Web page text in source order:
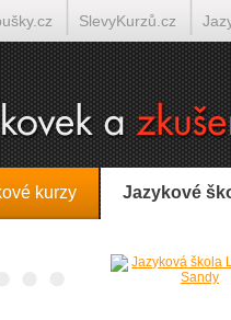
kurzy Jazykové
SlevyKurzů.cz
on-line Tlumočení-